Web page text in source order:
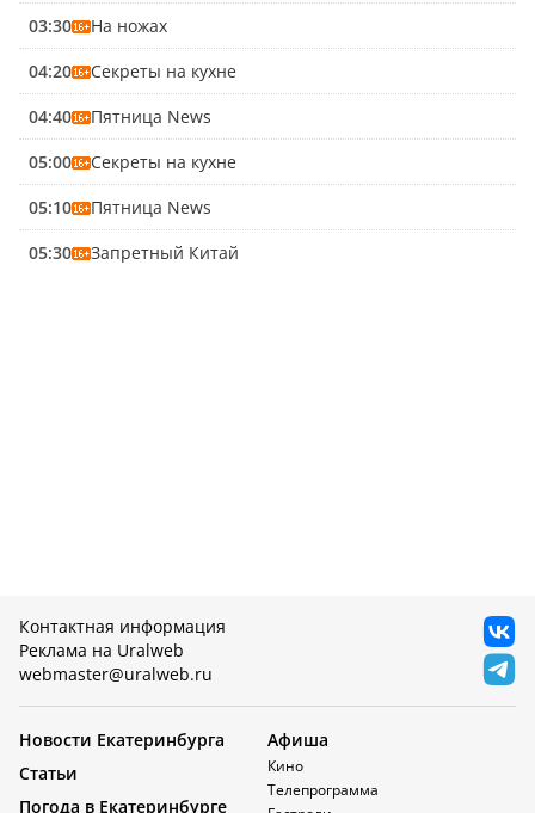
03:30
На ножах
04:20
Секреты на кухне
04:40
Пятница News
05:00
Секреты на кухне
05:10
Пятница News
05:30
Запретный Китай
Контактная информация
Реклама на Uralweb
webmaster@uralweb.ru
Новости Екатеринбурга
Статьи
Погода в Екатеринбурге
Афиша
Кино
Телепрограмма